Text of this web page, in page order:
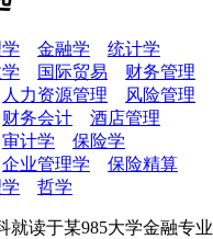
金融学
统计学
国际贸易
财务管理
人力资源管理
风险管理
财务会计
酒店管理
审计学
保险学
企业管理学
保险精算
哲学
就读于某985大学金融专